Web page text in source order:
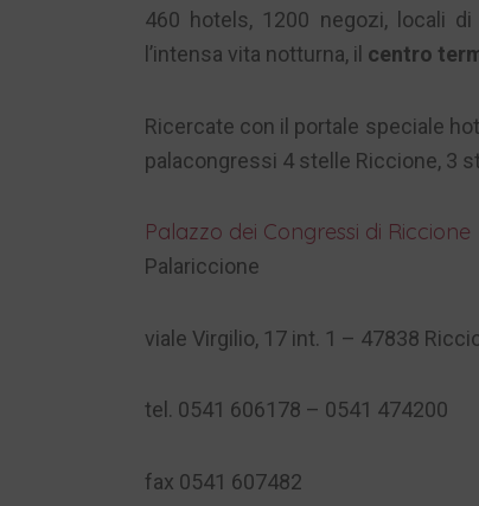
460 hotels, 1200 negozi, locali
l’intensa vita notturna, il centro
Ricercate con il portale speciale
palacongressi 4 stelle Riccione, 3
Palazzo dei Congressi di Riccione
Palariccione
viale Virgilio, 17 int. 1 – 47838
tel. 0541 606178 – 0541 474200
fax 0541 607482